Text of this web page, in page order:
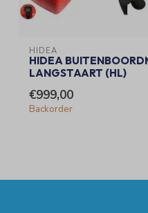
HIDEA
HIDEA
LANGSTAART (HL)
€999,00
Backorder